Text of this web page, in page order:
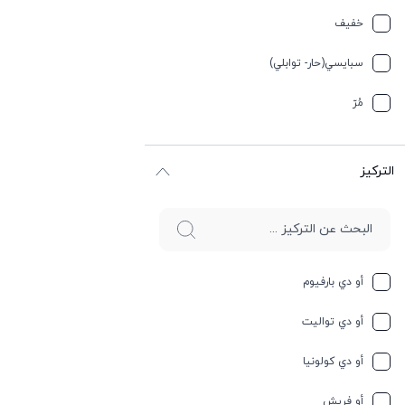
تيربيني
جلد
جوز الهند
حامِض
خفیف
سبایسي(حار- توابلي)
مُرّ
التركيز
أو دي بارفيوم
أو دي تواليت
أو دي كولونيا
أو فريش